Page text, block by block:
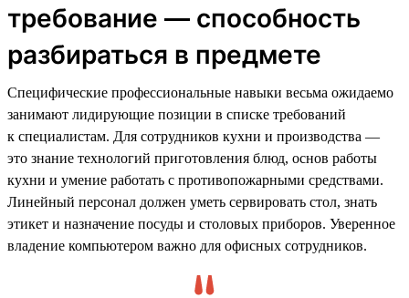
требование — способность
разбираться в предмете
Специфические профессиональные навыки весьма ожидаемо
занимают лидирующие позиции в списке требований
к специалистам. Для сотрудников кухни и производства —
это знание технологий приготовления блюд, основ работы
кухни и умение работать с противопожарными средствами.
Линейный персонал должен уметь сервировать стол, знать
этикет и назначение посуды и столовых приборов. Уверенное
владение компьютером важно для офисных сотрудников.